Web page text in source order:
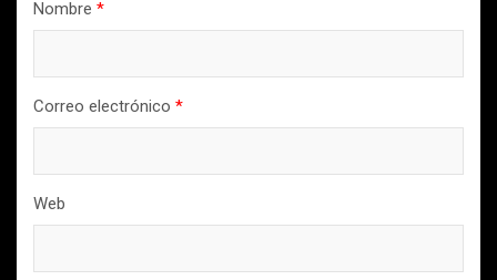
Nombre *
Correo electrónico *
Web